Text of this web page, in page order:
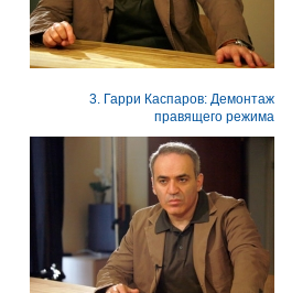
3. Гарри Каспаров: Демонтаж
правящего режима